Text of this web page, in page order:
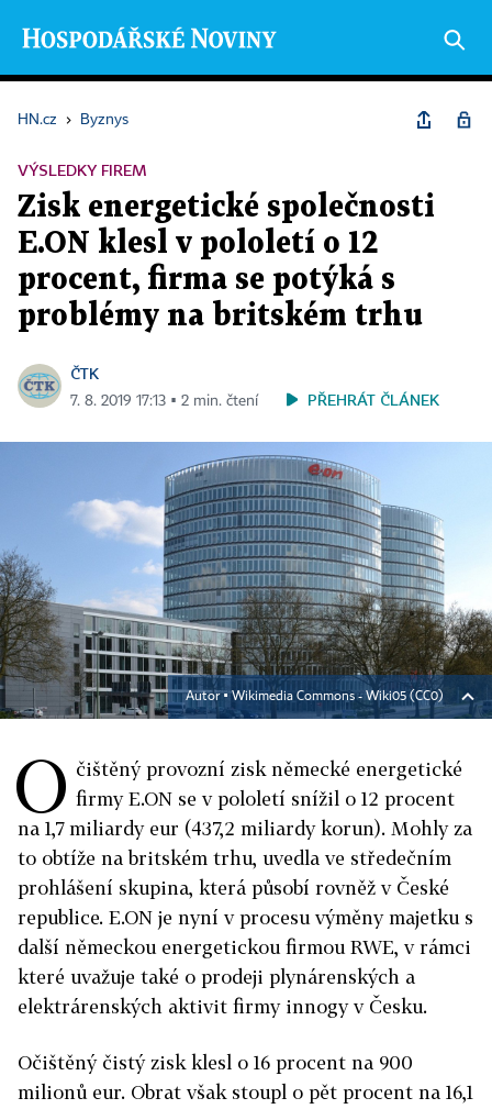
HN.cz › Byznys
VÝSLEDKY FIREM
Zisk energetické společnosti
E.ON klesl v pololetí o 12
procent, firma se potýká s
problémy na britském trhu
ČTK
7. 8. 2019 17:13 ▪ 2 min. čtení PŘEHRÁT ČLÁNEK
Autor ▪Wikimedia Commons - Wiki05 (CC0)
O čištěný provozní zisk německé energetické
firmy E.ON se v pololetí snížil o 12 procent
na 1,7 miliardy eur (437,2 miliardy korun). Mohly za
to obtíže na britském trhu, uvedla ve středečním
prohlášení skupina, která působí rovněž v České
republice. E.ON je nyní v procesu výměny majetku s
další německou energetickou firmou RWE, v rámci
které uvažuje také o prodeji plynárenských a
elektrárenských aktivit firmy innogy v Česku.
Očištěný čistý zisk klesl o 16 procent na 900
milionů eur. Obrat však stoupl o pět procent na 16,1